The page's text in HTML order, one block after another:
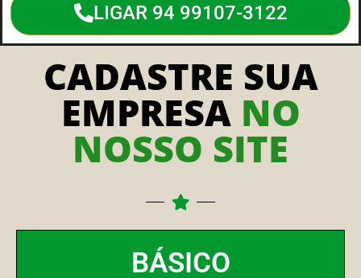
LIGAR 94 99107-3122
CADASTRE SUA
EMPRESA NO
NOSSO SITE
BÁSICO